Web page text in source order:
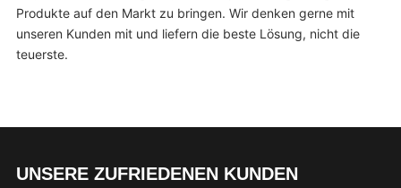
Produkte auf den Markt zu bringen. Wir denken gerne mit
unseren Kunden mit und liefern die beste Lösung, nicht die
teuerste.
UNSERE ZUFRIEDENEN KUNDEN